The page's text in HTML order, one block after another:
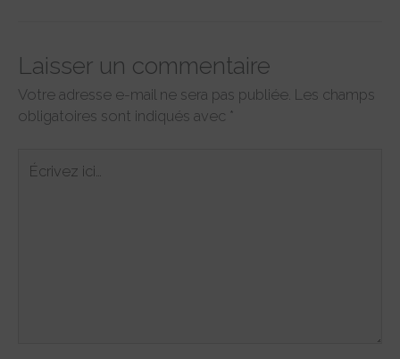
Laisser un commentaire
Votre adresse e-mail ne sera pas publiée. Les champs
obligatoires sont indiqués avec *
ici…